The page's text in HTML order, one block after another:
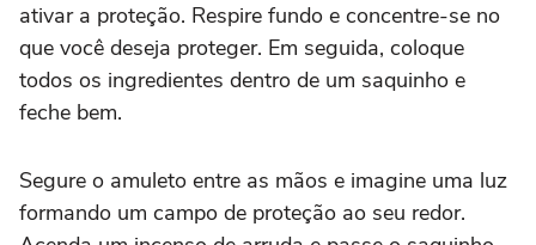
ativar a proteção. Respire fundo e concentre-se no
que você deseja proteger. Em seguida, coloque
todos os ingredientes dentro de um saquinho e
feche bem.
Segure o amuleto entre as mãos e imagine uma luz
formando um campo de proteção ao seu redor.